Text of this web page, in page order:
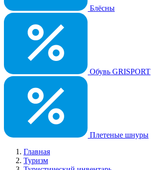
Блёсны
Обувь GRISPORT
Плетеные шнуры
Главная
Туризм